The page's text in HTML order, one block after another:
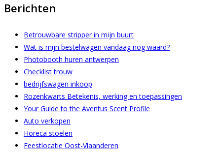
Berichten
Betrouwbare stripper in mijn buurt
Wat is mijn bestelwagen vandaag nog waard?
Photobooth huren antwerpen
Checklist trouw
bedrijfswagen inkoop
Rozenkwarts Betekenis, werking en toepassingen
Your Guide to the Aventus Scent Profile
Auto verkopen
Horeca stoelen
Feestlocatie Oost-Vlaanderen